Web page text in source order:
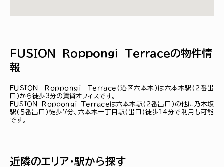
ＦＵＳＩＯＮ Ｒｏｐｐｏｎｇｉ Ｔｅｒｒａｃｅの物件情
報
ＦＵＳＩＯＮ Ｒｏｐｐｏｎｇｉ Ｔｅｒｒａｃｅ(港区六本木)は六本木駅(２番出
口)から徒歩3分の賃貸オフィスです。
ＦＵＳＩＯＮ Ｒｏｐｐｏｎｇｉ Ｔｅｒｒａｃｅは六本木駅(２番出口)の他に乃木坂
駅(５番出口)徒歩7分、六本木一丁目駅(出口)徒歩14分で利用も可能
です。
近隣のエリア・駅から探す